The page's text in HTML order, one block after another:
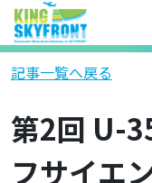
記事一覧へ戻る
第2回 U-
フサイエ